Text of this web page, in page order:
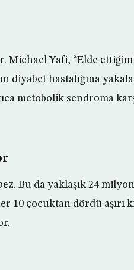
Michael Yafi, “Elde
diyabet hastalığına
metobolik sendroma
Bu da yaklaşık 24
10 çocuktan dördü aşırı